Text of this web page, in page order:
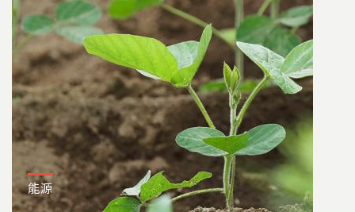
能源